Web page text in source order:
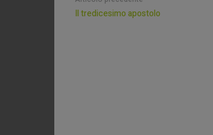
Il tredicesimo apostolo